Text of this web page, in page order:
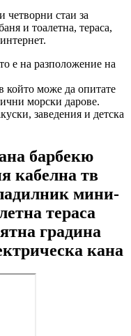
четворни стаи за
и тоалетна, тераса,
е на разположение на
който може да опитате
морски дарове.
заведения и детска
барбекю
кабелна тв
мини-
тераса
градина
кана